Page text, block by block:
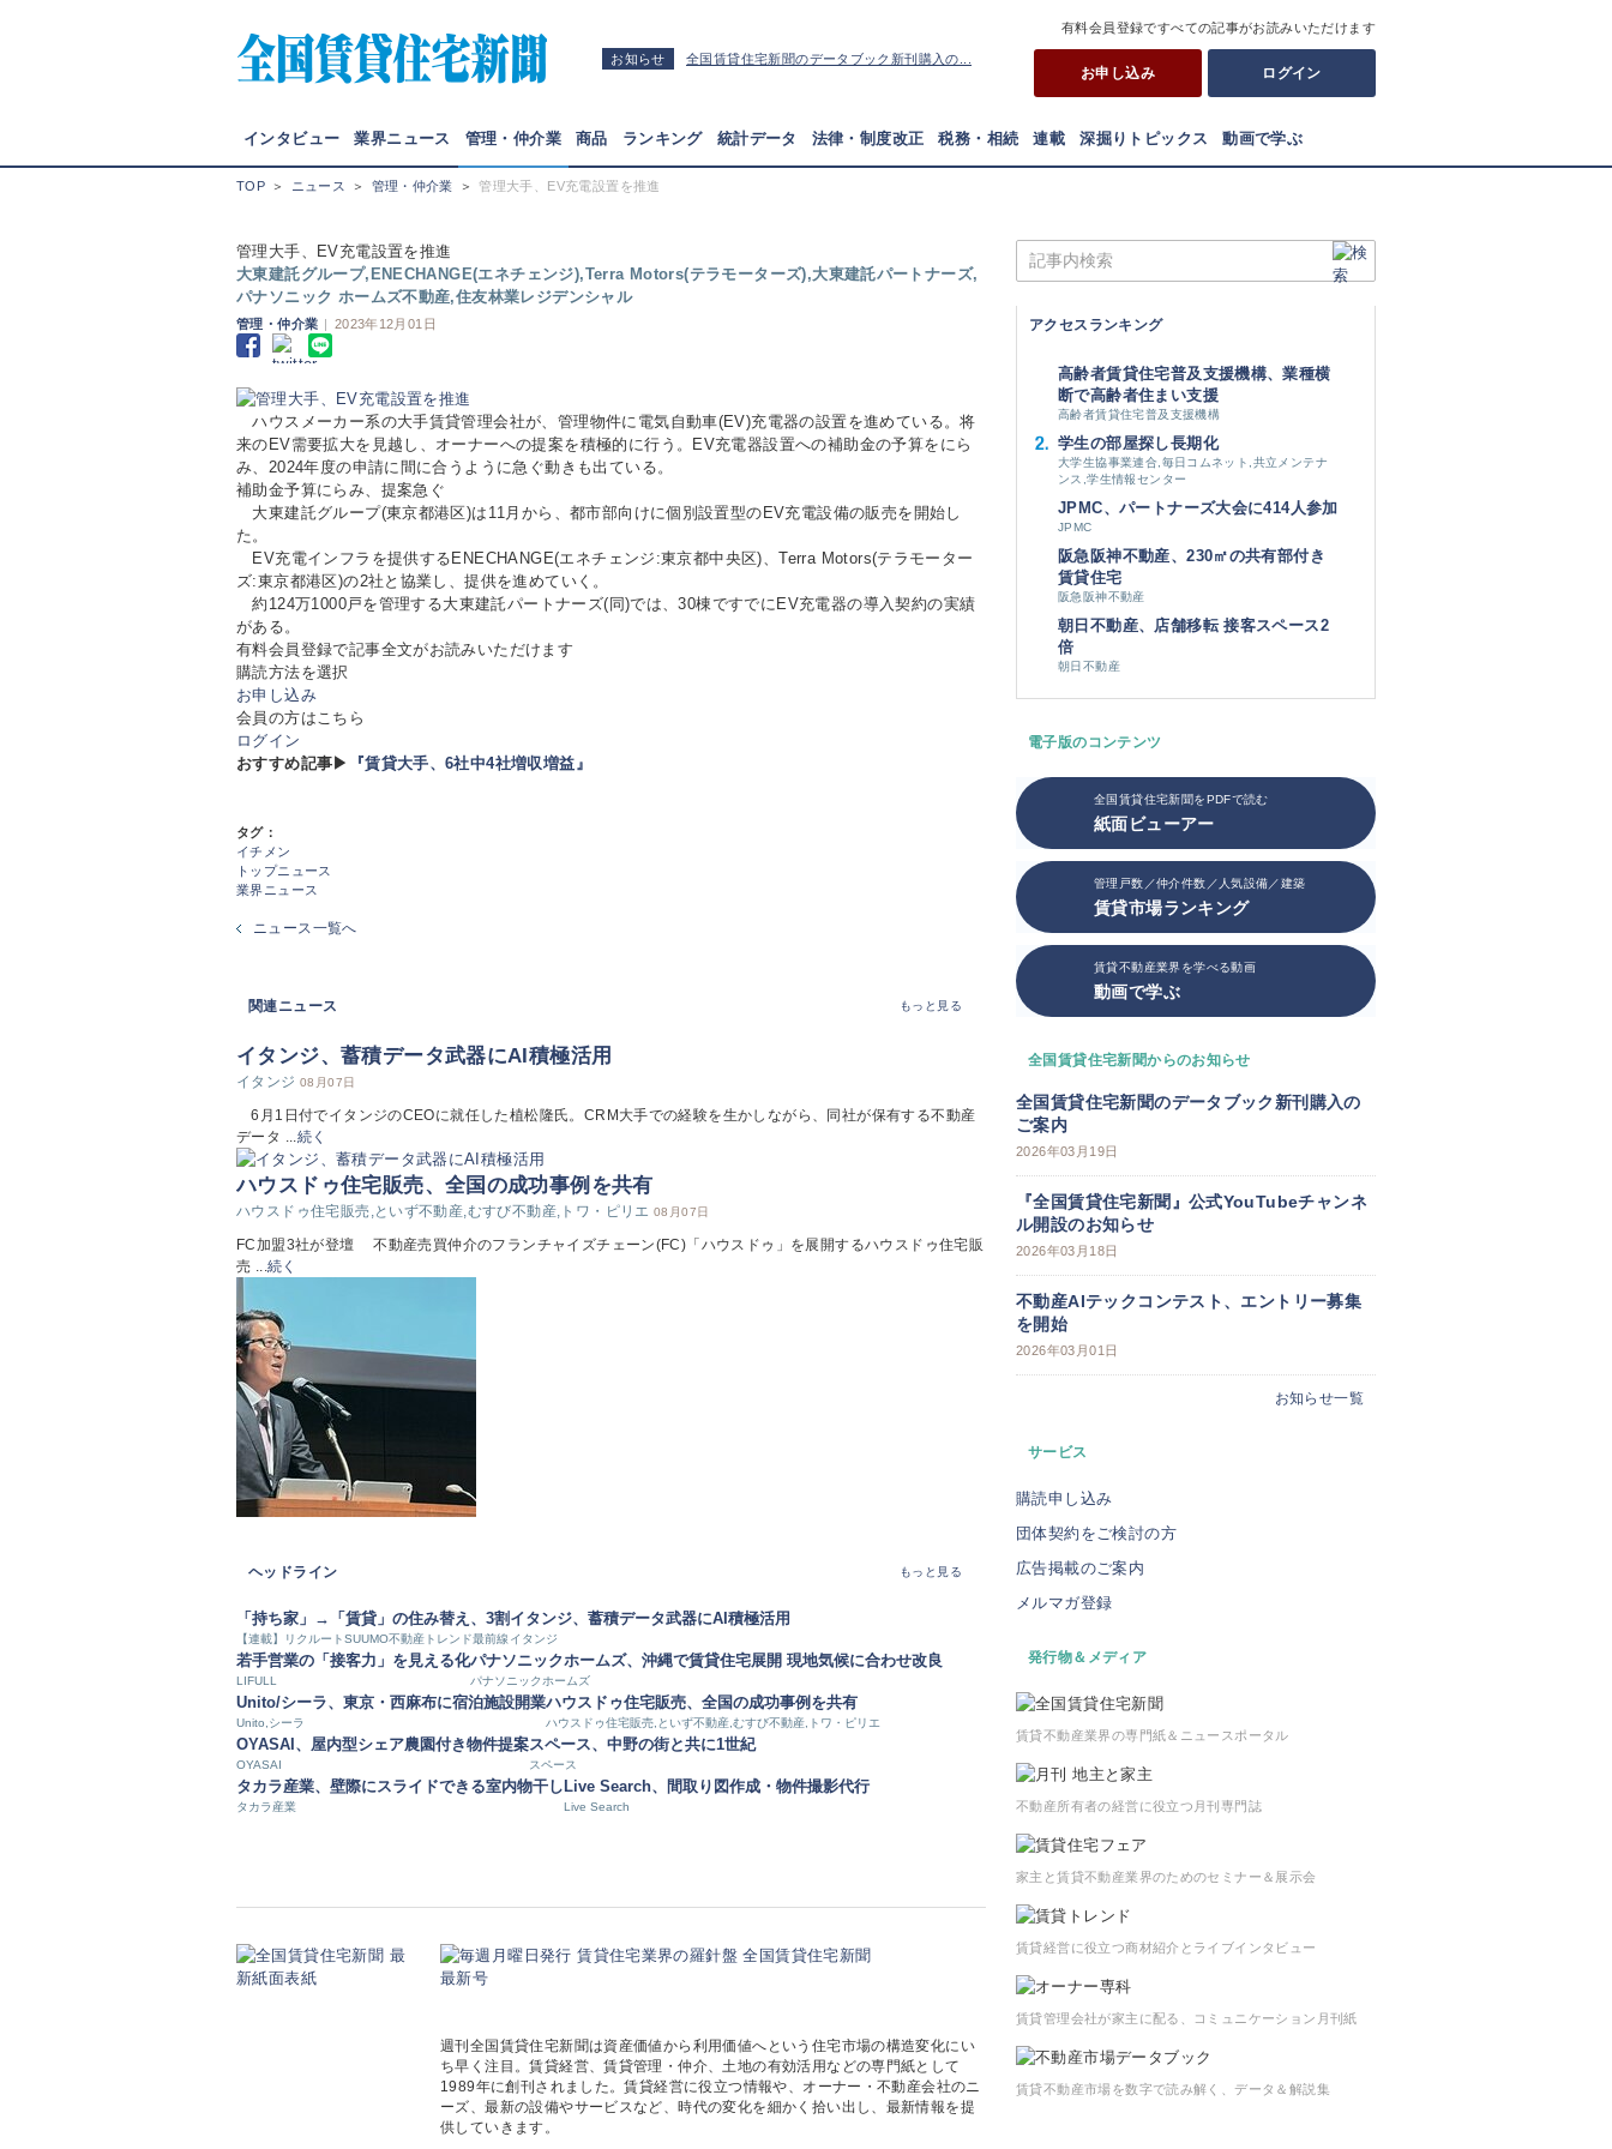
有料会員登録ですべての記事がお読みいただけます
お申し込み ログイン
お知らせ 全国賃貸住宅新聞のデータブック新刊購入の...
インタビュー 業界ニュース 管理・仲介業 商品 ランキング 統計データ 法律・制度改正 税務・相続 連載 深掘りトピックス 動画で学ぶ
TOP ＞ ニュース ＞ 管理・仲介業 ＞ 管理大手、EV充電設置を推進
管理大手、EV充電設置を推進
大東建託グループ,ENECHANGE(エネチェンジ),Terra Motors(テラモーターズ),大東建託パートナーズ,
パナソニック ホームズ不動産,住友林業レジデンシャル
管理・仲介業 | 2023年12月01日
ハウスメーカー系の大手賃貸管理会社が、管理物件に電気自動車(EV)充電器の設置を進めている。将
来のEV需要拡大を見越し、オーナーへの提案を積極的に行う。EV充電器設置への補助金の予算をにら
み、2024年度の申請に間に合うように急ぐ動きも出ている。
補助金予算にらみ、提案急ぐ
大東建託グループ(東京都港区)は11月から、都市部向けに個別設置型のEV充電設備の販売を開始し
た。
EV充電インフラを提供するENECHANGE(エネチェンジ:東京都中央区)、Terra Motors(テラモーター
ズ:東京都港区)の2社と協業し、提供を進めていく。
約124万1000戸を管理する大東建託パートナーズ(同)では、30棟ですでにEV充電器の導入契約の実績
がある。
有料会員登録で記事全文がお読みいただけます
購読方法を選択
お申し込み
会員の方はこちら
ログイン
おすすめ記事▶
『賃貸大手、6社中4社増収増益』
タグ：
イチメン
トップニュース
業界ニュース
ニュース一覧へ
関連ニュース もっと見る
イタンジ、蓄積データ武器にAI積極活用
イタンジ 08月07日
6月1日付でイタンジのCEOに就任した植松隆氏。CRM大手での経験を生かしながら、同社が保有する不動産
データ ...続く
ハウスドゥ住宅販売、全国の成功事例を共有
ハウスドゥ住宅販売,といず不動産,むすび不動産,トワ・ピリエ08月07日
FC加盟3社が登壇 不動産売買仲介のフランチャイズチェーン(FC)「ハウスドゥ」を展開するハウスドゥ住宅販
売 ...続く
ヘッドライン もっと見る
「持ち家」→「賃貸」の住み替え、3割
【連載】リクルートSUUMO不動産トレンド最前線
イタンジ、蓄積データ武器にAI積極活用
イタンジ
若手営業の「接客力」を見える化
LIFULL
パナソニックホームズ、沖縄で賃貸住宅展開 現地気候に合わせ改良
パナソニックホームズ
Unito/シーラ、東京・西麻布に宿泊施設開業
Unito,シーラ
ハウスドゥ住宅販売、全国の成功事例を共有
ハウスドゥ住宅販売,といず不動産,むすび不動産,トワ・ピリエ
OYASAI、屋内型シェア農園付き物件提案
OYASAI
スペース、中野の街と共に1世紀
スペース
タカラ産業、壁際にスライドできる室内物干し
タカラ産業
Live Search、間取り図作成・物件撮影代行
Live Search
週刊全国賃貸住宅新聞は資産価値から利用価値へという住宅市場の構造変化にい
ち早く注目。賃貸経営、賃貸管理・仲介、土地の有効活用などの専門紙として
1989年に創刊されました。賃貸経営に役立つ情報や、オーナー・不動産会社のニ
ーズ、最新の設備やサービスなど、時代の変化を細かく拾い出し、最新情報を提
供していきます。
アクセスランキング
高齢者賃貸住宅普及支援機構、業種横
断で高齢者住まい支援
高齢者賃貸住宅普及支援機構
学生の部屋探し長期化
大学生協事業連合,毎日コムネット,共立メンテナ
ンス,学生情報センター
JPMC、パートナーズ大会に414人参加
JPMC
阪急阪神不動産、230㎡の共有部付き
賃貸住宅
阪急阪神不動産
朝日不動産、店舗移転 接客スペース2
倍
朝日不動産
電子版のコンテンツ
全国賃貸住宅新聞をPDFで読む
紙面ビューアー
管理戸数／仲介件数／人気設備／建築
賃貸市場ランキング
賃貸不動産業界を学べる動画
動画で学ぶ
全国賃貸住宅新聞からのお知らせ
全国賃貸住宅新聞のデータブック新刊購入の
ご案内
2026年03月19日
『全国賃貸住宅新聞』公式YouTubeチャンネ
ル開設のお知らせ
2026年03月18日
不動産AIテックコンテスト、エントリー募集
を開始
2026年03月01日
お知らせ一覧
サービス
購読申し込み
団体契約をご検討の方
広告掲載のご案内
メルマガ登録
発行物＆メディア
賃貸不動産業界の専門紙＆ニュースポータル
不動産所有者の経営に役立つ月刊専門誌
家主と賃貸不動産業界のためのセミナー＆展示会
賃貸経営に役立つ商材紹介とライブインタビュー
賃貸管理会社が家主に配る、コミュニケーション月刊紙
賃貸不動産市場を数字で読み解く、データ＆解説集